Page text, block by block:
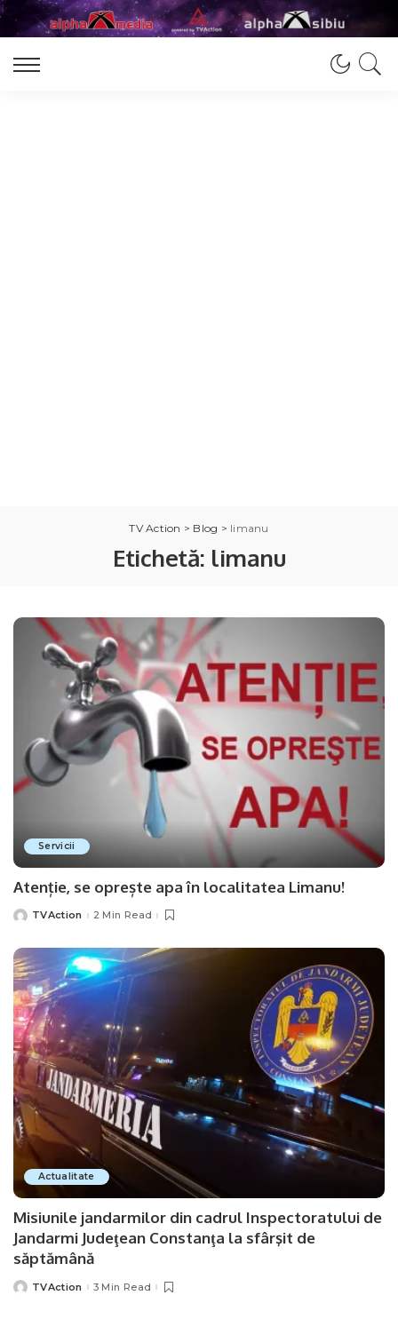
TV Action > Blog > limanu
Etichetă: limanu
Servicii
Atenție, se oprește apa în localitatea Limanu!
PostedTVAction 2 Min Read
Actualitate
Misiunile jandarmilor din cadrul Inspectoratului de
Jandarmi Judeţean Constanţa la sfârşit de
săptămână
PostedTVAction 3 Min Read